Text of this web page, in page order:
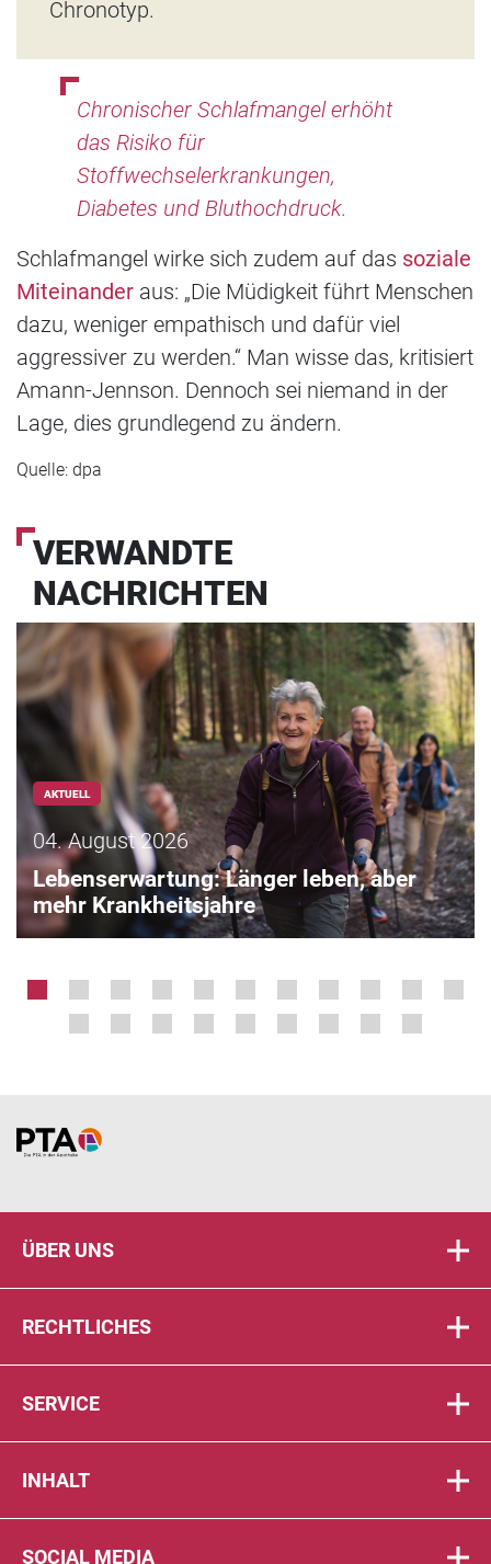
Chronotyp.
Chronischer Schlafmangel erhöht
das Risiko für
Stoffwechselerkrankungen,
Diabetes und Bluthochdruck.
Schlafmangel wirke sich zudem auf das soziale
Miteinander aus: „Die Müdigkeit führt Menschen
dazu, weniger empathisch und dafür viel
aggressiver zu werden.“ Man wisse das, kritisiert
Amann-Jennson. Dennoch sei niemand in der
Lage, dies grundlegend zu ändern.
Quelle: dpa
VERWANDTE
NACHRICHTEN
AKTUELL
04. August 2026
Lebenserwartung: Länger leben, aber
mehr Krankheitsjahre
Home
ÜBER UNS
RECHTLICHES
SERVICE
INHALT
SOCIAL MEDIA